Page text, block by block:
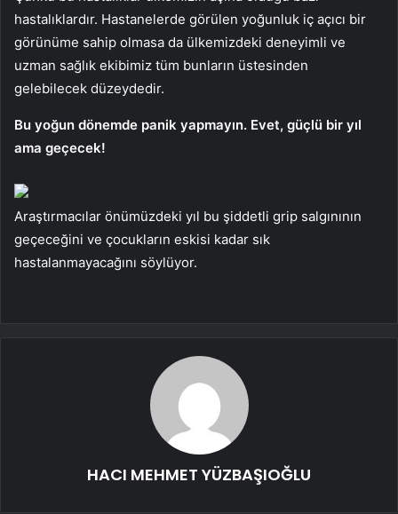
hastalıklardır. Hastanelerde görülen yoğunluk iç açıcı bir
görünüme sahip olmasa da ülkemizdeki deneyimli ve
uzman sağlık ekibimiz tüm bunların üstesinden
gelebilecek düzeydedir.
Bu yoğun dönemde panik yapmayın. Evet, güçlü bir yıl
ama geçecek!
Araştırmacılar önümüzdeki yıl bu şiddetli grip salgınının
geçeceğini ve çocukların eskisi kadar sık ​​
hastalanmayacağını söylüyor.
HACI MEHMET YÜZBAŞIOĞLU